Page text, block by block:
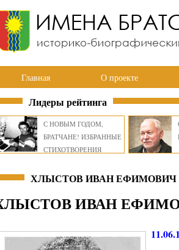
Главная О проекте
Лидеры рейтинга
С НОВЫМ ГОДОМ,
БРАТЧАНЕ! ИЗБРАННЫЕ
СТИХОТВОРЕНИЯ
ХЛЫСТОВ ИВАН ЕФИМОВИЧ
ИВАН